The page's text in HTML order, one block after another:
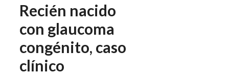
Recién nacido
con glaucoma
congénito, caso
clínico